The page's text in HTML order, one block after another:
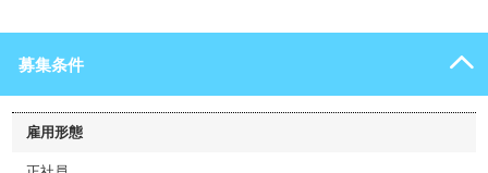
募集条件
雇用形態